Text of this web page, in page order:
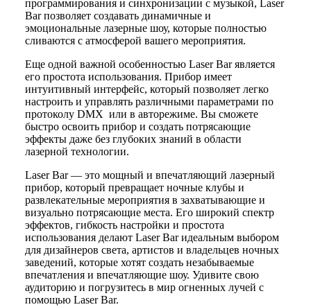
программирования и синхронизации с музыкой, Laser
Bar позволяет создавать динамичные и
эмоциональные лазерные шоу, которые полностью
сливаются с атмосферой вашего мероприятия.
Еще одной важной особенностью Laser Bar является
его простота использования. Прибор имеет
интуитивный интерфейс, который позволяет легко
настроить и управлять различными параметрами по
протоколу DMX или в авторежиме. Вы сможете
быстро освоить прибор и создать потрясающие
эффекты даже без глубоких знаний в области
лазерной технологии.
Laser Bar — это мощный и впечатляющий лазерный
прибор, который превращает ночные клубы и
развлекательные мероприятия в захватывающие и
визуально потрясающие места. Его широкий спектр
эффектов, гибкость настройки и простота
использования делают Laser Bar идеальным выбором
для дизайнеров света, артистов и владельцев ночных
заведений, которые хотят создать незабываемые
впечатления и впечатляющие шоу. Удивите свою
аудиторию и погрузитесь в мир огненных лучей с
помощью Laser Bar.